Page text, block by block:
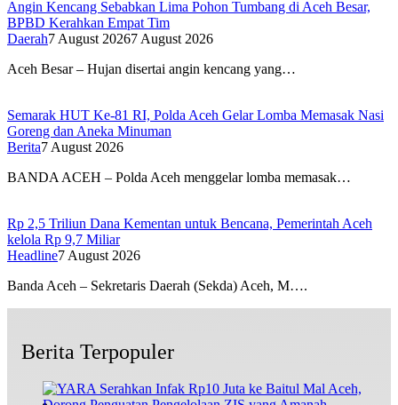
Angin Kencang Sebabkan Lima Pohon Tumbang di Aceh Besar,
BPBD Kerahkan Empat Tim
Daerah7 August 20267 August 2026
Aceh Besar – Hujan disertai angin kencang yang…
Semarak HUT Ke-81 RI, Polda Aceh Gelar Lomba Memasak Nasi
Goreng dan Aneka Minuman
Berita7 August 2026
BANDA ACEH – Polda Aceh menggelar lomba memasak…
Rp 2,5 Triliun Dana Kementan untuk Bencana, Pemerintah Aceh
kelola Rp 9,7 Miliar
Headline7 August 2026
Banda Aceh – Sekretaris Daerah (Sekda) Aceh, M….
Berita Terpopuler